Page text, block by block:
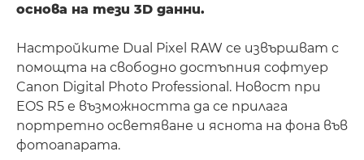
основа на тези 3D данни.
Настройките Dual Pixel RAW се извършват с
помощта на свободно достъпния софтуер
Canon Digital Photo Professional. Новост при
EOS R5 е възможността да се прилага
портретно осветяване и яснота на фона във
фотоапарата.